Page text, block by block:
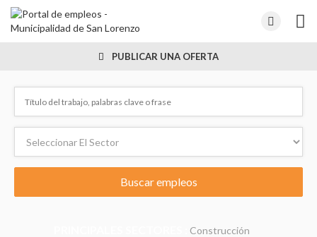
PUBLICAR UNA OFERTA
Construcción